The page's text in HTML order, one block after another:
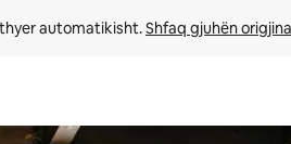
automatikisht. Shfaq gjuhën